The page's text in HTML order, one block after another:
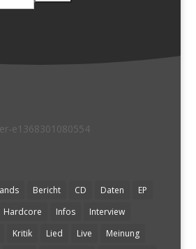
Bericht CD Daten
EP
Hardcore Infos
Interview
Kritik Lied Live Meinung